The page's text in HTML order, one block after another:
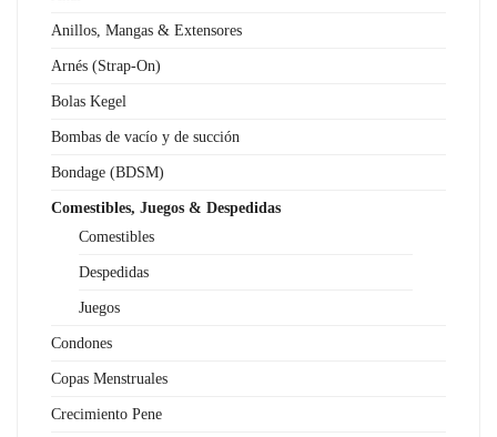
Anillos, Mangas & Extensores
Arnés (Strap-On)
Bolas Kegel
Bombas de vacío y de succión
Bondage (BDSM)
Comestibles, Juegos & Despedidas
Comestibles
Despedidas
Juegos
Condones
Copas Menstruales
Crecimiento Pene